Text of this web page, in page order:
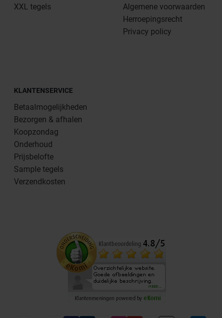
XXL tegels
Algemene voorwaarden
Herroepingsrecht
Privacy policy
KLANTENSERVICE
Betaalmogelijkheden
Bezorgen & afhalen
Koopzondag
Onderhoud
Prijsbelofte
Sample tegels
Verzendkosten